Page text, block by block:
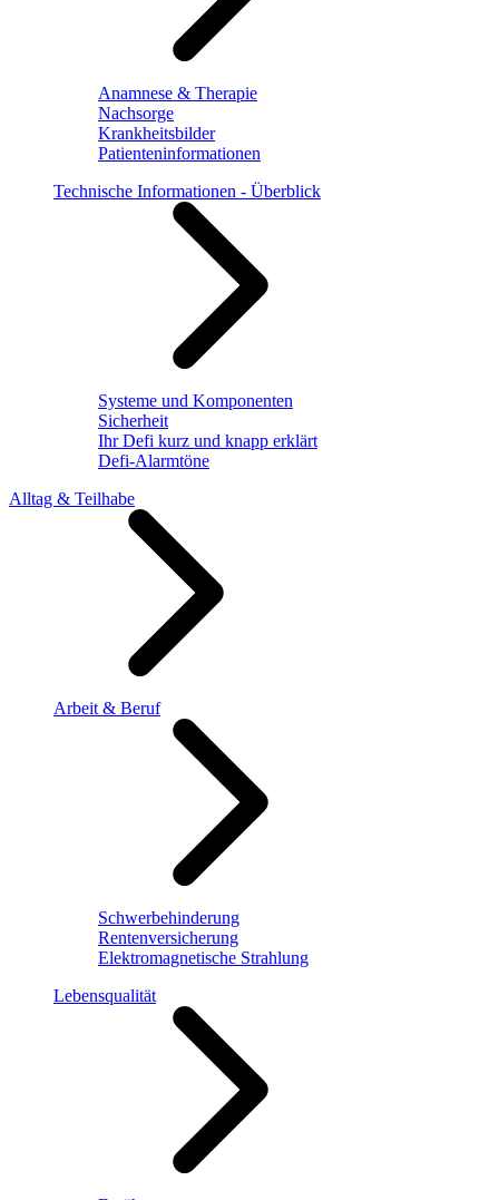
Anamnese & Therapie
Nachsorge
Krankheitsbilder
Patienteninformationen
Technische Informationen - Überblick
Systeme und Komponenten
Sicherheit
Ihr Defi kurz und knapp erklärt
Defi-Alarmtöne
Alltag & Teilhabe
Arbeit & Beruf
Schwerbehinderung
Rentenversicherung
Elektromagnetische Strahlung
Lebensqualität